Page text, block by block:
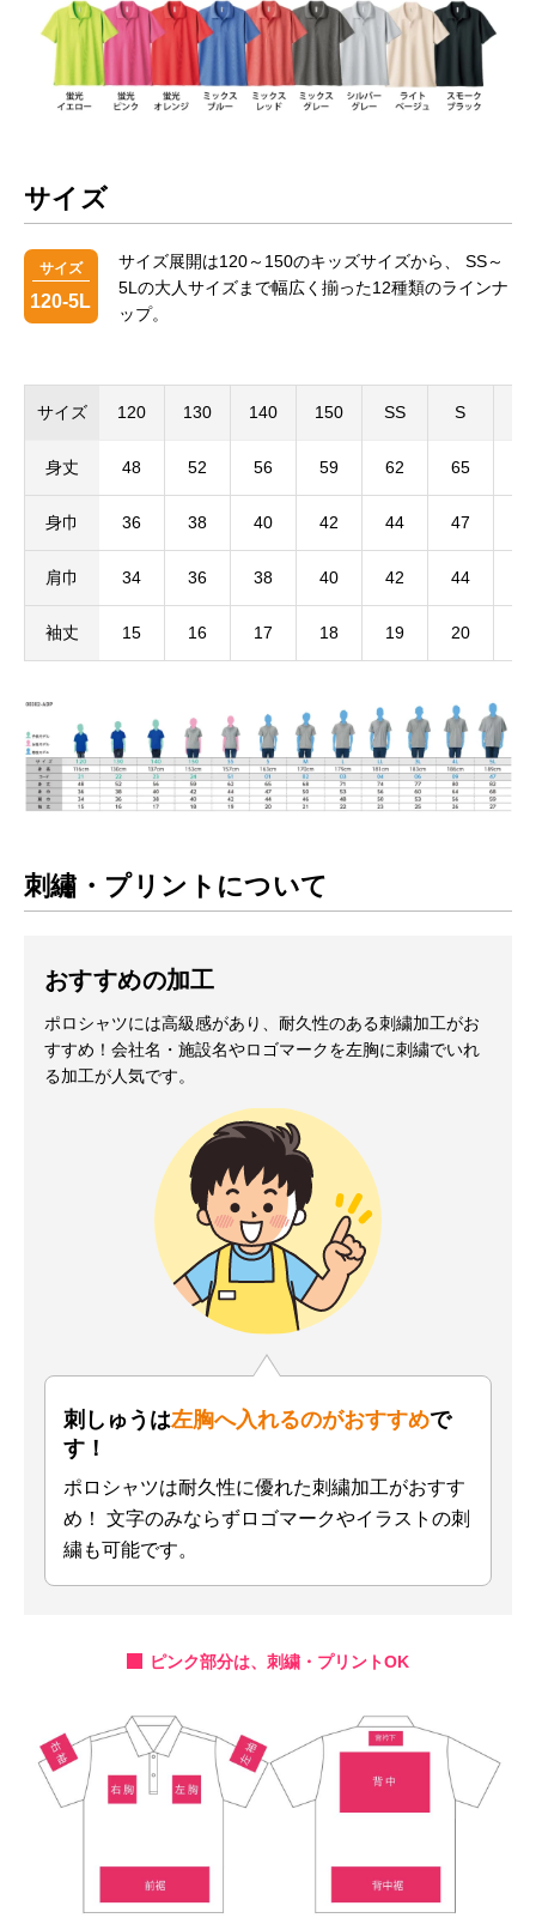
サイズ
サイズ
120-5L
サイズ展開は120～150のキッズサイズから、
SS～
5Lの大人サイズまで幅広く揃った12種類のラインナ
ップ。
サイズ 120 130 140 150 SS S
身丈 48 52 56 59 62 65
身巾 36 38 40 42 44 47
肩巾 34 36 38 40 42 44
袖丈 15 16 17 18 19 20
刺繡・プリントについて
おすすめの加工
ポロシャツには高級感があり、耐久性のある刺繍加工がお
すすめ！会社名・施設名やロゴマークを左胸に刺繍でいれ
る加工が人気です。
刺しゅうは左胸へ入れるのがおすすめで
す！
ポロシャツは耐久性に優れた刺繍加工がおすす
め！
文字のみならずロゴマークやイラストの刺
繍も可能です。
ピンク部分は、刺繍・プリントOK